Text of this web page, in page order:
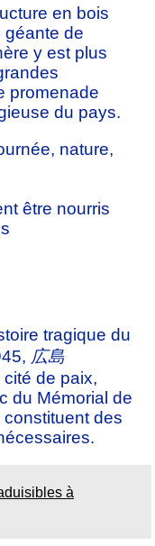
en bois
géante de
y est plus
promenade
du pays.
nature,
être nourris
tragique du
広島
cité de paix,
du Mémorial de
des
à